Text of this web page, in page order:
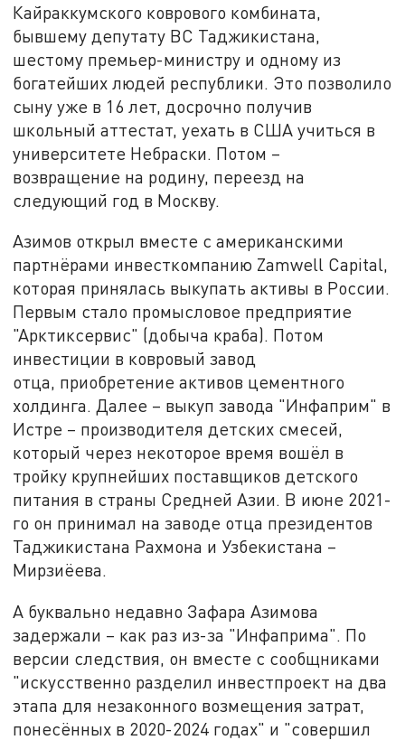
Кайраккумского коврового комбината,
бывшему депутату ВС Таджикистана,
шестому премьер-министру и одному из
богатейших людей республики. Это позволило
сыну уже в 16 лет, досрочно получив
школьный аттестат, уехать в США учиться в
университете Небраски. Потом –
возвращение на родину, переезд на
следующий год в Москву.
Азимов открыл вместе с американскими
партнёрами инвесткомпанию Zamwell Capital,
которая принялась выкупать активы в России.
Первым стало промысловое предприятие
"Арктиксервис" (добыча краба). Потом
инвестиции в ковровый завод
отца, приобретение активов цементного
холдинга. Далее – выкуп завода "Инфаприм" в
Истре – производителя детских смесей,
который через некоторое время вошёл в
тройку крупнейших поставщиков детского
питания в страны Средней Азии. В июне 2021-
го он принимал на заводе отца президентов
Таджикистана Рахмона и Узбекистана –
Мирзиёева.
А буквально недавно Зафара Азимова
задержали – как раз из-за "Инфаприма". По
версии следствия, он вместе с сообщниками
"искусственно разделил инвестпроект на два
этапа для незаконного возмещения затрат,
понесённых в 2020-2024 годах" и "совершил